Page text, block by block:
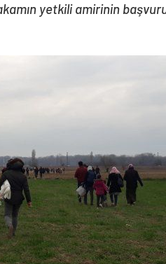
yetkili amirinin